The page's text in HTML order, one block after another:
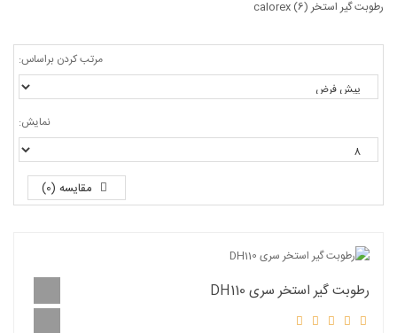
رطوبت گیر استخر calorex (6)
مرتب کردن براساس:
نمایش:
مقایسه (0)
رطوبت گیر استخر سری DH110